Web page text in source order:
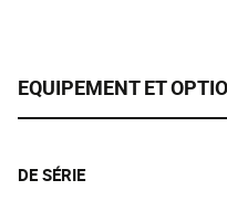
DE SÉRIE